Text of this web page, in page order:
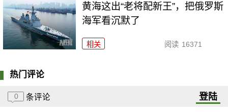
黄海这出“老将配新王”，把俄罗斯
海军看沉默了
相关 阅读 16371
热门评论
0 条评论 登陆